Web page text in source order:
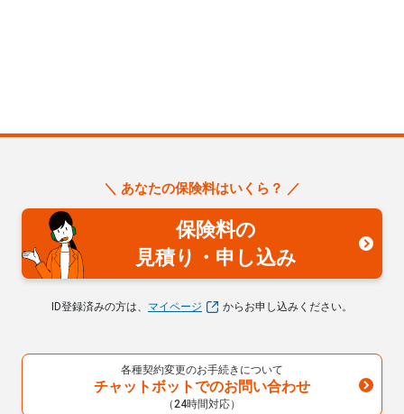
＼ あなたの保険料はいくら？ ／
保険料の
見積り・申し込み
ID登録済みの方は、 マイページ からお申し込みください。
各種契約変更のお手続きについて
チャットボットでのお問い合わせ
（24時間対応）